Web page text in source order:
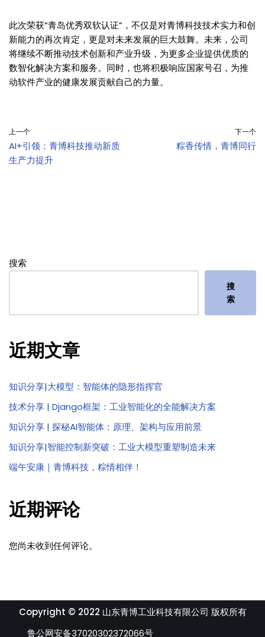
此次荣获“青岛优秀双软认证”，不仅是对青博科技技术实力和创
新能力的再次肯定，更是对未来发展的巨大鼓舞。未来，公司
将继续不断推动技术创新和产业升级，为更多企业提供优质的
数智化解决方案和服务。同时，也将积极响应国家号召，为推
动软件产业的健康发展贡献自己的力量。
上一个
AI+引领：青博科技推动新质
生产力提升
下一个
粽香传情，青博同行
搜索
搜
索
近期文章
知识分享|大模型：智能体的隐形指挥官
技术分享 | Django框架：工业智能化的全能解决方案
知识分享 | 探秘AI智能体：原理、架构与应用前景
知识分享|智能控制新突破：工业大模型重塑制造未来
端午安康｜青博科技，粽情相伴！
近期评论
您尚未收到任何评论。
Copyright © 2022 山东青博工业科技有限公司 版权所有
鲁公网安备37020302372066号